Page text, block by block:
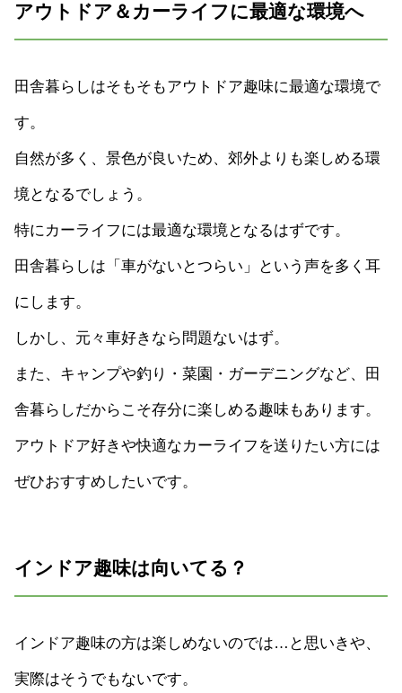
アウトドア＆カーライフに最適な環境へ
田舎暮らしはそもそもアウトドア趣味に最適な環境で
す。
自然が多く、景色が良いため、郊外よりも楽しめる環
境となるでしょう。
特にカーライフには最適な環境となるはずです。
田舎暮らしは「車がないとつらい」という声を多く耳
にします。
しかし、元々車好きなら問題ないはず。
また、キャンプや釣り・菜園・ガーデニングなど、田
舎暮らしだからこそ存分に楽しめる趣味もあります。
アウトドア好きや快適なカーライフを送りたい方には
ぜひおすすめしたいです。
インドア趣味は向いてる？
インドア趣味の方は楽しめないのでは…と思いきや、
実際はそうでもないです。